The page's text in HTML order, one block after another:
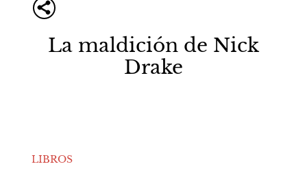
La maldición de Nick
Drake
LIBROS